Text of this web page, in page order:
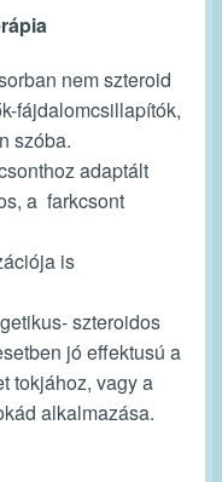
nem szteroid
fájdalomcsillapítók,
szóba.
adaptált
a farkcsont
is
szteroidos
jó effektusú a
tokjához, vagy a
alkalmazása.